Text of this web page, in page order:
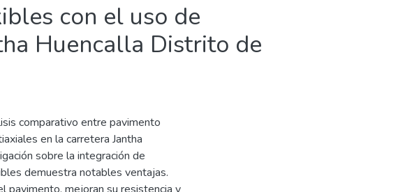
con el uso de
Huencalla Distrito de
comparativo entre pavimento
en la carretera Jantha
sobre la integración de
demuestra notables ventajas.